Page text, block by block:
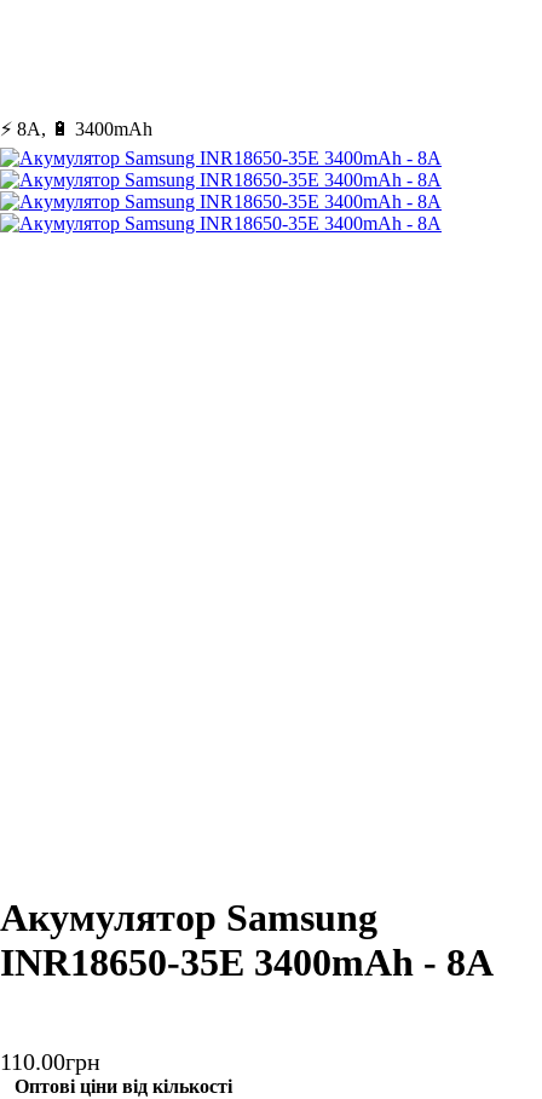
⚡ 8A, 🔋 3400mAh
Акумулятор Samsung
INR18650-35E 3400mAh - 8A
110.00грн
Оптові ціни від кількості